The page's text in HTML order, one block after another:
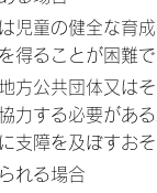
児童の健全な育
得ることが困難
方公共団体又は
力する必要があ
支障を及ぼすお
れる場合